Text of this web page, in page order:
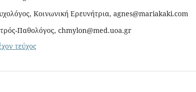
Κοινωνική Ερευνήτρια, agnes@mariakaki.com
Παθολόγος, chmylon@med.uoa.gr
τεύχος